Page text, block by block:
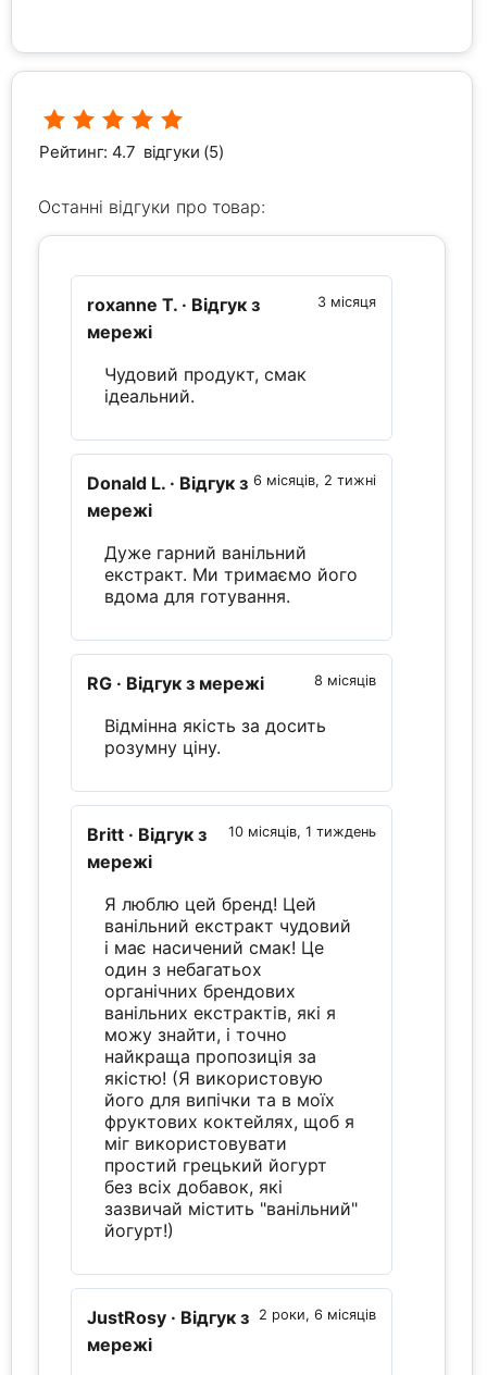
Рейтинг: 4.7 відгуки (5)
Останні відгуки про товар:
3 місяця
roxanne T. · Відгук з
мережі
Чудовий продукт, смак
ідеальний.
6 місяців, 2 тижні
Donald L. · Відгук з
мережі
Дуже гарний ванільний
екстракт. Ми тримаємо його
вдома для готування.
8 місяців
RG · Відгук з мережі
Відмінна якість за досить
розумну ціну.
10 місяців, 1 тиждень
Britt · Відгук з
мережі
Я люблю цей бренд! Цей
ванільний екстракт чудовий
і має насичений смак! Це
один з небагатьох
органічних брендових
ванільних екстрактів, які я
можу знайти, і точно
найкраща пропозиція за
якістю! (Я використовую
його для випічки та в моїх
фруктових коктейлях, щоб я
міг використовувати
простий грецький йогурт
без всіх добавок, які
зазвичай містить "ванільний"
йогурт!)
2 роки, 6 місяців
JustRosy · Відгук з
мережі